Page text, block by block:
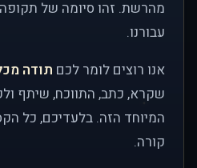
מהרשת. זהו סיומה של
עבורנו.
אנו רוצים לומר לכם תודה
שקרא, כתב, התווכח, שיתף
המיוחד הזה. בלעדיכם, כל
קורה.